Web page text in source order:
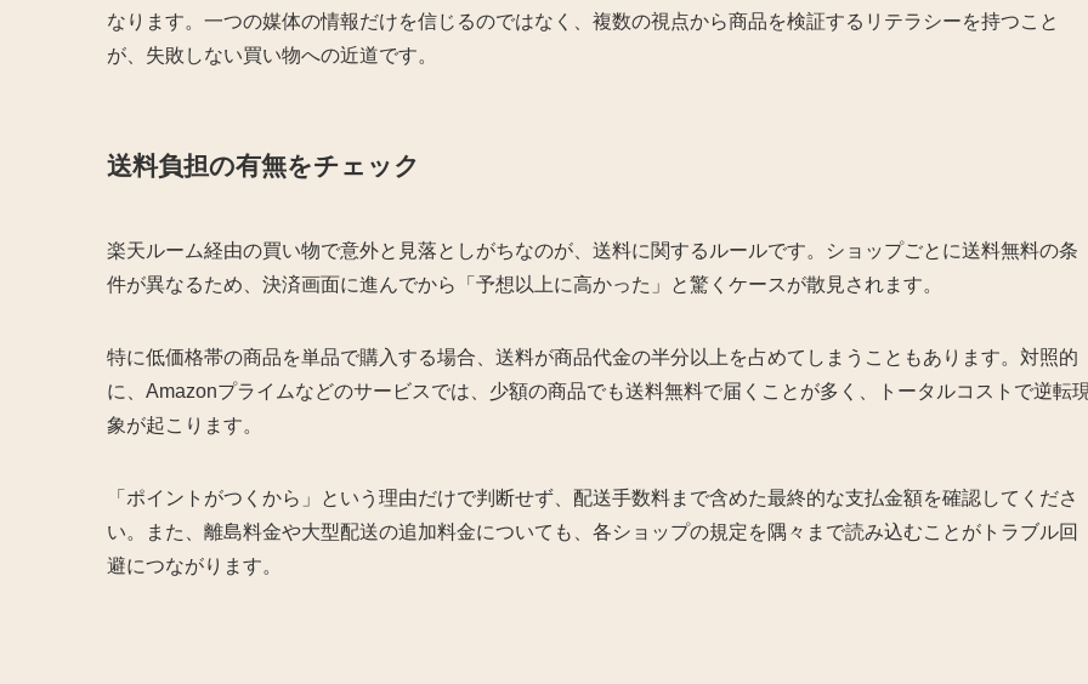
なります。一つの媒体の情報だけを信じるのではなく、複数の視点から商品を検証するリテラシーを持つこと
が、失敗しない買い物への近道です。
送料負担の有無をチェック
楽天ルーム経由の買い物で意外と見落としがちなのが、送料に関するルールです。ショップごとに送料無料の条
件が異なるため、決済画面に進んでから「予想以上に高かった」と驚くケースが散見されます。
特に低価格帯の商品を単品で購入する場合、送料が商品代金の半分以上を占めてしまうこともあります。対照的
に、Amazonプライムなどのサービスでは、少額の商品でも送料無料で届くことが多く、トータルコストで逆転
象が起こります。
「ポイントがつくから」という理由だけで判断せず、配送手数料まで含めた最終的な支払金額を確認してくださ
い。また、離島料金や大型配送の追加料金についても、各ショップの規定を隅々まで読み込むことがトラブル回
避につながります。